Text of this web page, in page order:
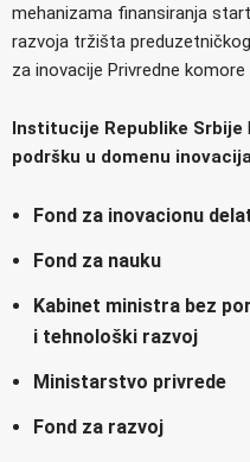
mehanizama finansiranja
razvoja tržišta
za inovacije Privredne komore
Institucije Republike Srbije
podršku u domenu
Fond za inovacionu
Fond za nauku
Kabinet ministra bez
i tehnološki razvoj
Ministarstvo privrede
Fond za razvoj